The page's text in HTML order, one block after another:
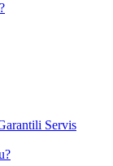
Servis